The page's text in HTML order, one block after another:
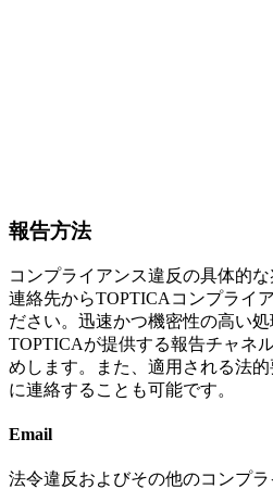
報告方法
コンプライアンス違反の具体的
連絡先からTOPTICAコンプライ
ださい。迅速かつ機密性の高い
TOPTICAが提供する報告チャネ
めします。また、適用される法
に連絡することも可能です。
Email
法令違反およびその他のコンプ